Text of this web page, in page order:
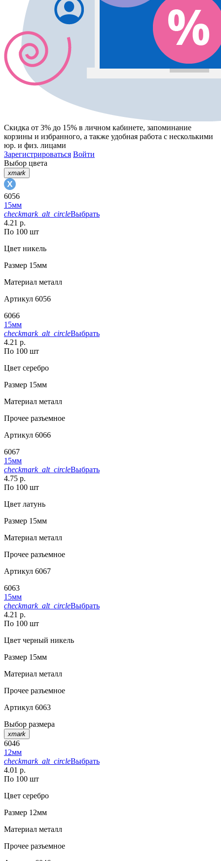
Скидка от 3% до 15% в личном кабинете, запоминание
корзины и избранного, а также удобная работа с несколькими
юр. и физ. лицами
Зарегистрироваться Войти
Выбор цвета
xmark
6056
15мм
checkmark_alt_circleВыбрать
4.21 р.
По 100 шт
Цвет никель
Размер 15мм
Материал металл
Артикул 6056
6066
15мм
checkmark_alt_circleВыбрать
4.21 р.
По 100 шт
Цвет серебро
Размер 15мм
Материал металл
Прочее разъемное
Артикул 6066
6067
15мм
checkmark_alt_circleВыбрать
4.75 р.
По 100 шт
Цвет латунь
Размер 15мм
Материал металл
Прочее разъемное
Артикул 6067
6063
15мм
checkmark_alt_circleВыбрать
4.21 р.
По 100 шт
Цвет черный никель
Размер 15мм
Материал металл
Прочее разъемное
Артикул 6063
Выбор размера
xmark
6046
12мм
checkmark_alt_circleВыбрать
4.01 р.
По 100 шт
Цвет серебро
Размер 12мм
Материал металл
Прочее разъемное